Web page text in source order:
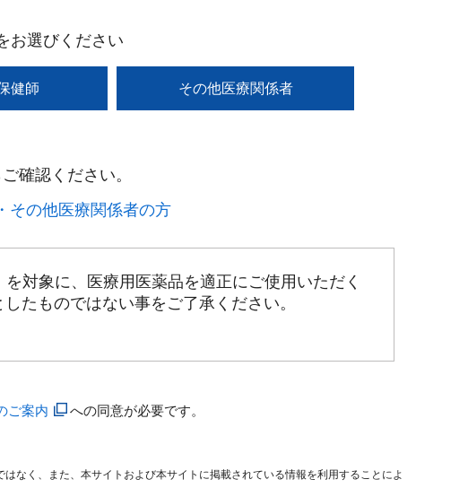
お選びください
健師 その他医療関係者
確認ください。​
その他医療関係者の方​
を対象に、医療用医薬品を適正にご使用いただく
たものではない事をご了承ください。
ご案内 への同意が必要です。
なく、また、本サイトおよび本サイトに掲載されている情報を利用することによ